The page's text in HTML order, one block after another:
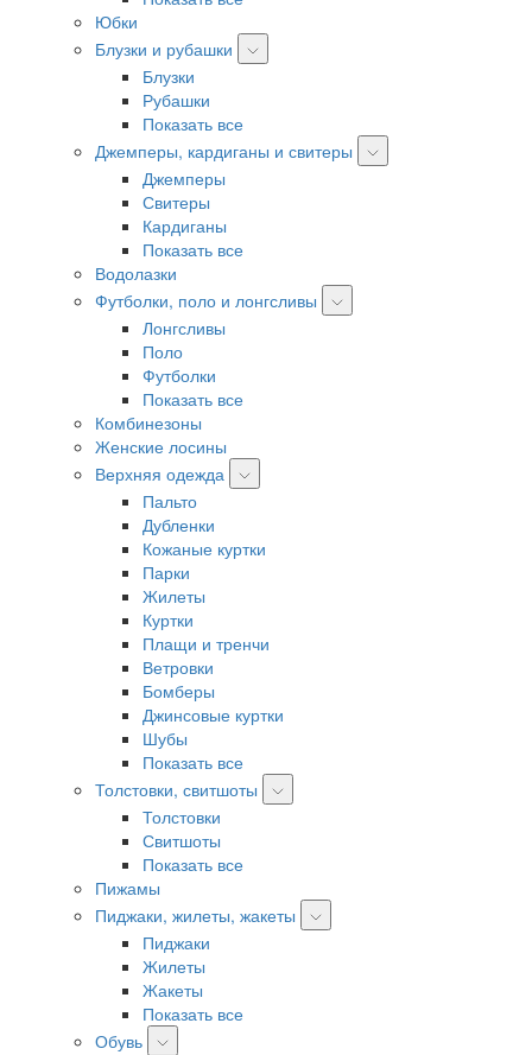
Юбки
Блузки и рубашки
Блузки
Рубашки
Показать все
Джемперы, кардиганы и свитеры
Джемперы
Свитеры
Кардиганы
Показать все
Водолазки
Футболки, поло и лонгсливы
Лонгсливы
Поло
Футболки
Показать все
Комбинезоны
Женские лосины
Верхняя одежда
Пальто
Дубленки
Кожаные куртки
Парки
Жилеты
Куртки
Плащи и тренчи
Ветровки
Бомберы
Джинсовые куртки
Шубы
Показать все
Толстовки, свитшоты
Толстовки
Свитшоты
Показать все
Пижамы
Пиджаки, жилеты, жакеты
Пиджаки
Жилеты
Жакеты
Показать все
Обувь